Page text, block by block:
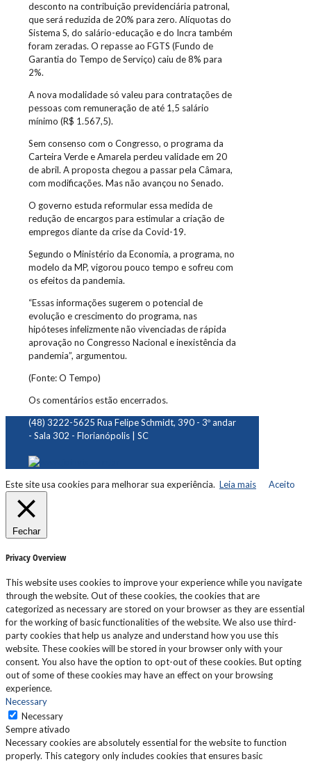
desconto na contribuição previdenciária patronal,
que será reduzida de 20% para zero. Alíquotas do
Sistema S, do salário-educação e do Incra também
foram zeradas. O repasse ao FGTS (Fundo de
Garantia do Tempo de Serviço) caiu de 8% para
2%.
A nova modalidade só valeu para contratações de
pessoas com remuneração de até 1,5 salário
mínimo (R$ 1.567,5).
Sem consenso com o Congresso, o programa da
Carteira Verde e Amarela perdeu validade em 20
de abril. A proposta chegou a passar pela Câmara,
com modificações. Mas não avançou no Senado.
O governo estuda reformular essa medida de
redução de encargos para estimular a criação de
empregos diante da crise da Covid-19.
Segundo o Ministério da Economia, a programa, no
modelo da MP, vigorou pouco tempo e sofreu com
os efeitos da pandemia.
“Essas informações sugerem o potencial de
evolução e crescimento do programa, nas
hipóteses infelizmente não vivenciadas de rápida
aprovação no Congresso Nacional e inexistência da
pandemia”, argumentou.
(Fonte: O Tempo)
Os comentários estão encerrados.
(48) 3222-5625 Rua Felipe Schmidt, 390 - 3º andar
- Sala 302 - Florianópolis | SC
Este site usa cookies para melhorar sua experiência. Leia mais Aceito
Fechar
Privacy Overview
This website uses cookies to improve your experience while you navigate
through the website. Out of these cookies, the cookies that are
categorized as necessary are stored on your browser as they are essential
for the working of basic functionalities of the website. We also use third-
party cookies that help us analyze and understand how you use this
website. These cookies will be stored in your browser only with your
consent. You also have the option to opt-out of these cookies. But opting
out of some of these cookies may have an effect on your browsing
experience.
Necessary
Necessary
Sempre ativado
Necessary cookies are absolutely essential for the website to function
properly. This category only includes cookies that ensures basic